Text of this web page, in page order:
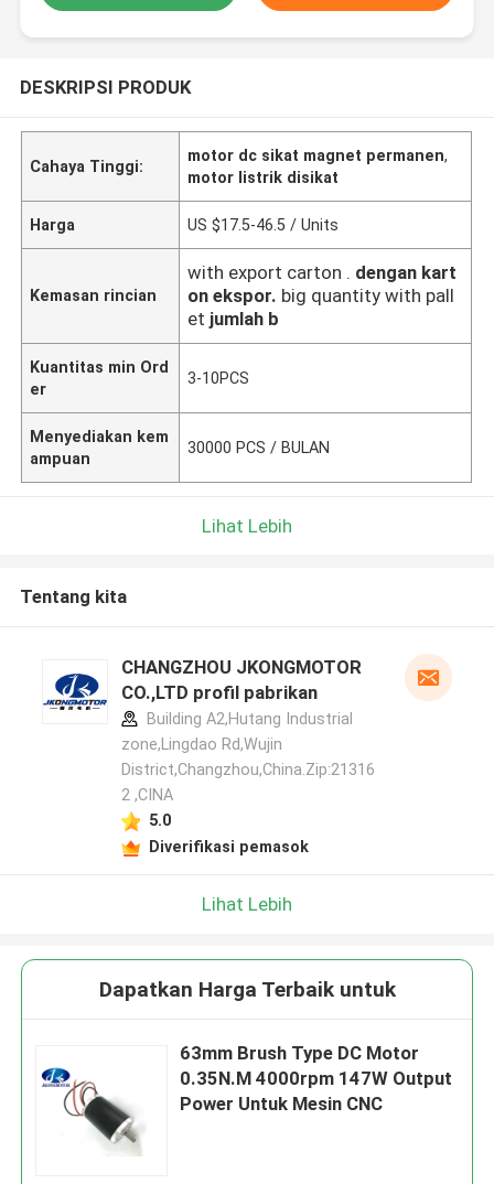
DESKRIPSI PRODUK
Cahaya Tinggi:
motor dc sikat magnet permanen,
motor listrik disikat
Harga US $17.5-46.5 / Units
Kemasan rincian
with export carton . dengan kart
on ekspor. big quantity with pall
et jumlah b
Kuantitas min Ord
er
3-10PCS
Menyediakan kem
ampuan
30000 PCS / BULAN
Lihat Lebih
Tentang kita
CHANGZHOU JKONGMOTOR
CO.,LTD profil pabrikan
Building A2,Hutang Industrial
zone,Lingdao Rd,Wujin
District,Changzhou,China.Zip:21316
2 ,CINA
5.0
Diverifikasi pemasok
Lihat Lebih
Dapatkan Harga Terbaik untuk
63mm Brush Type DC Motor
0.35N.M 4000rpm 147W Output
Power Untuk Mesin CNC